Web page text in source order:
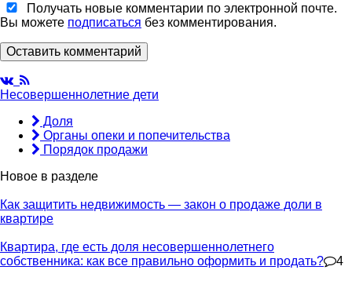
Получать новые комментарии по электронной почте.
Вы можете подписаться без комментирования.
Оставить комментарий
Несовершеннолетние дети
Доля
Органы опеки и попечительства
Порядок продажи
Новое в разделе
Как защитить недвижимость — закон о продаже доли в
квартире
Квартира, где есть доля несовершеннолетнего
собственника: как все правильно оформить и продать?
4